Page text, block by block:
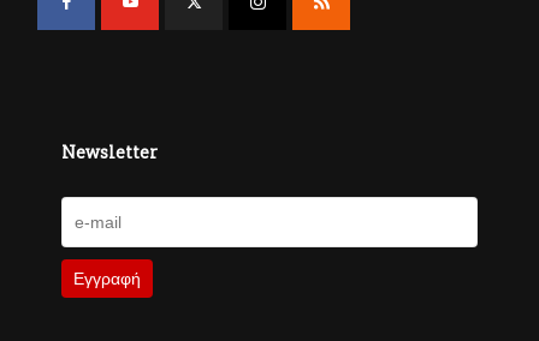
Newsletter